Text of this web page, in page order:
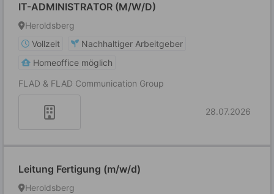
IT-ADMINISTRATOR (M/W/D)
Heroldsberg
Vollzeit
Nachhaltiger Arbeitgeber
Homeoffice möglich
FLAD & FLAD Communication Group
28.07.2026
Leitung Fertigung (m/w/d)
Heroldsberg